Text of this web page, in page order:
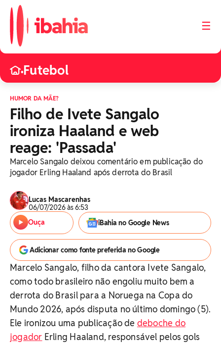
☰
•Futebol
HUMOR DA MÃE?
Filho de Ivete Sangalo
ironiza Haaland e web
reage: 'Passada'
Marcelo Sangalo deixou comentário em publicação do
jogador Erling Haaland após derrota do Brasil
Lucas Mascarenhas
06/07/2026 às 6:53
Ouça
iBahia no Google News
Adicionar como fonte preferida no Google
Marcelo Sangalo, filho da cantora Ivete Sangalo,
como todo brasileiro não engoliu muito bem a
derrota do Brasil para a Noruega na Copa do
Mundo 2026, após disputa no último domingo (5).
Ele ironizou uma publicação de deboche do
jogador Erling Haaland, responsável pelos gols